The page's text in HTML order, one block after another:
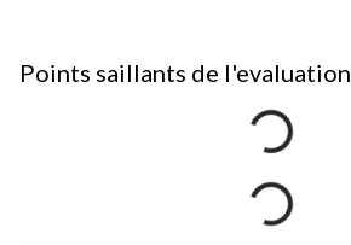
Points saillants de l'evaluation